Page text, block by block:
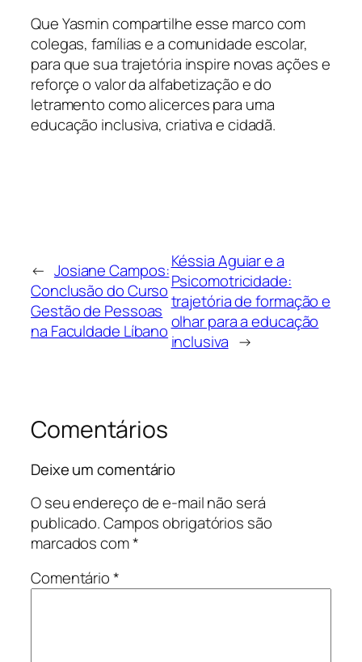
Que Yasmin compartilhe esse marco com
colegas, famílias e a comunidade escolar,
para que sua trajetória inspire novas ações e
reforçe o valor da alfabetização e do
letramento como alicerces para uma
educação inclusiva, criativa e cidadã.
← Josiane Campos:
Conclusão do Curso
Gestão de Pessoas
na Faculdade Líbano
Késsia Aguiar e a
Psicomotricidade:
trajetória de formação e
olhar para a educação
inclusiva →
Comentários
Deixe um comentário
O seu endereço de e-mail não será
publicado.Campos obrigatórios são
marcados com*
Comentário*